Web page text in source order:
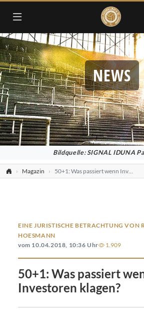
NEWS
Bildquelle: SIGNAL IDUNA
Magazin 50+1: Was passiert wenn Investoren klagen?
EINE JURISTISCHE BETRACHTUNG VON
HOESMANN
vom 10.04.2018, 10:36 Uhr
1.909
50+1: Was passiert
Investoren klagen?